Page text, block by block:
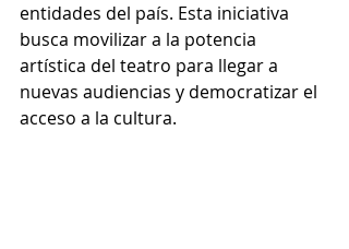
entidades del país. Esta iniciativa
busca movilizar a la potencia
artística del teatro para llegar a
nuevas audiencias y democratizar el
acceso a la cultura.